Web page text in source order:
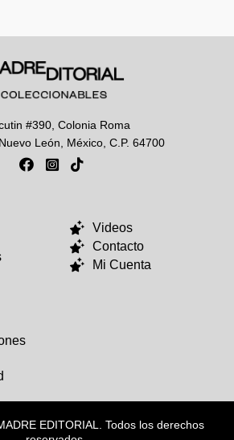
#390, Colonia Roma
León, México, C.P. 64700
Videos
Contacto
Mi Cuenta
EDITORIAL. Todos los derechos